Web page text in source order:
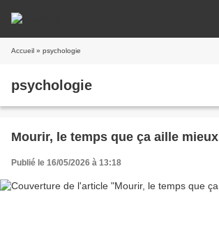
Accueil » psychologie
psychologie
Mourir, le temps que ça aille mieux
Publié le 16/05/2026 à 13:18